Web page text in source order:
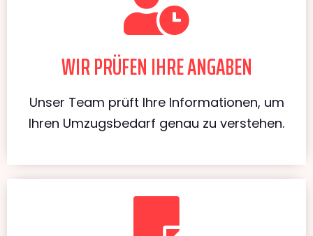
WIR PRÜFEN IHRE ANGABEN
Unser Team prüft Ihre Informationen, um
Ihren Umzugsbedarf genau zu verstehen.